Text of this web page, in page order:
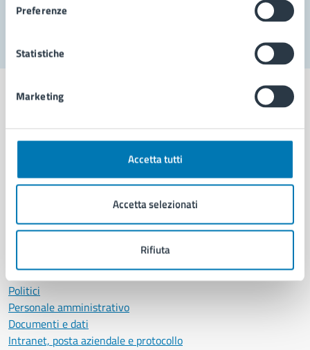
Preferenze
Statistiche
Marketing
Accetta tutti
Accetta selezionati
Rifiuta
Segnala disservizio
Comune di Napoli
AMMINISTRAZIONE
Organi di governo
Enti e fondazioni
Politici
Personale amministrativo
Documenti e dati
Intranet, posta aziendale e protocollo